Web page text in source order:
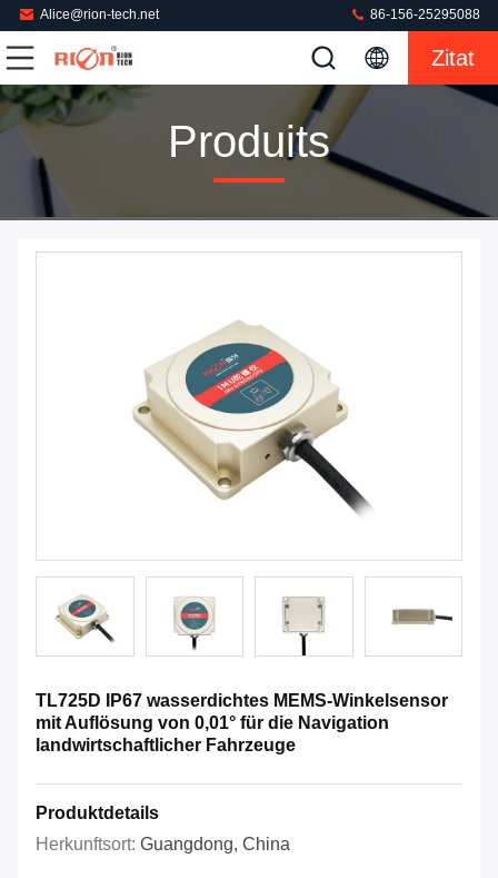
Alice@rion-tech.net 86-156-25295088
Zitat
Produits
TL725D IP67 wasserdichtes MEMS-Winkelsensor
mit Auflösung von 0,01° für die Navigation
landwirtschaftlicher Fahrzeuge
Produktdetails
Herkunftsort: Guangdong, China